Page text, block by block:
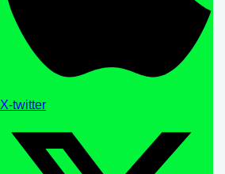
X-twitter